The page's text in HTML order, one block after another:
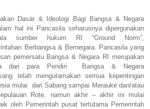
Dasar & Ideologi Bagi Bangsa & Negara
hal ini Pancasila seharusnya dipergunakan
sumber hukum RI “Ground Norm”,
Berbangsa & Bernegara. Pancasila yang
pemersatu Bangsa & Negara RI merupakan
dari para Pendiri
Bangsa & Negara
telah mengutamakan semua kepentingan
mulai
dari Sabang sampai Merauke dan/atau
Rote, namun akhir – akhir ini mulai
oleh Pemerintah pusat tertutama Pemerintah